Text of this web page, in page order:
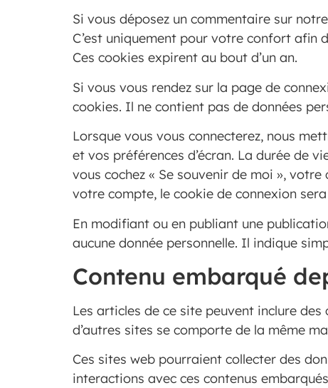
Si vous déposez un commentaire sur
C’est uniquement pour votre confort afin
Ces cookies expirent au bout d’un an.
Si vous vous rendez sur la page de
cookies. Il ne contient pas de données
Lorsque vous vous connecterez, nous
et vos préférences d’écran. La durée de
vous cochez « Se souvenir de moi »,
votre compte, le cookie de connexion
En modifiant ou en publiant une
aucune donnée personnelle. Il indique
Contenu embarqué
Les articles de ce site peuvent inclure
d’autres sites se comporte de la même
Ces sites web pourraient collecter des
interactions avec ces contenus